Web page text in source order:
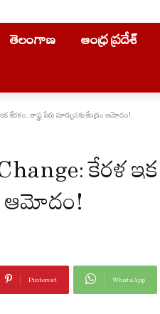
తెలంగాణ ఆంధ్ర ప్రదేశ్
కేరళం.. రాష్ట్ర పేరు మార్పునకు కేంద్రం ఆమోదం!
కేరళ ఇక
ఆమోదం!
Pinterest WhatsApp